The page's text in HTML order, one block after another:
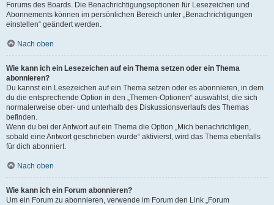
Forums des Boards. Die Benachrichtigungsoptionen für Lesezeichen und
Abonnements können im persönlichen Bereich unter „Benachrichtigungen
einstellen“ geändert werden.
Nach oben
Wie kann ich ein Lesezeichen auf ein Thema setzen oder ein Thema
abonnieren?
Du kannst ein Lesezeichen auf ein Thema setzen oder es abonnieren, in dem
du die entsprechende Option in den „Themen-Optionen“ auswählst, die sich
normalerweise ober- und unterhalb des Diskussionsverlaufs des Themas
befinden.
Wenn du bei der Antwort auf ein Thema die Option „Mich benachrichtigen,
sobald eine Antwort geschrieben wurde“ aktivierst, wird das Thema ebenfalls
für dich abonniert.
Nach oben
Wie kann ich ein Forum abonnieren?
Um ein Forum zu abonnieren, verwende im Forum den Link „Forum